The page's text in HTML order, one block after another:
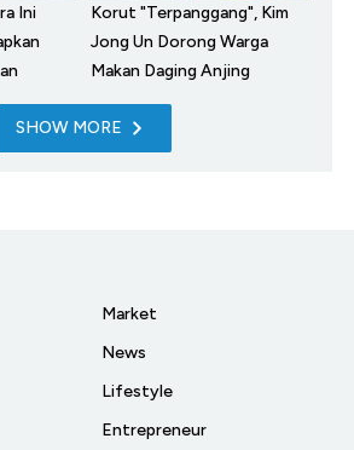
Ini
Korut "Terpanggang", Kim
Jong Un Dorong Warga
Makan Daging Anjing
SHOW MORE
Market
News
Lifestyle
Entrepreneur